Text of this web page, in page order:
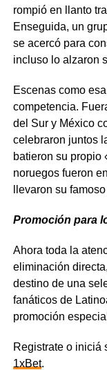
rompió en llanto
Enseguida, un
se acercó para
incluso lo alzaron
Escenas como
competencia.
del Sur y México
celebraron juntos
batieron su propio
noruegos fueron
llevaron su
Promoción para
Ahora toda la
eliminación
destino de una
fanáticos de
promoción
Registrate o iniciá
1xBet.